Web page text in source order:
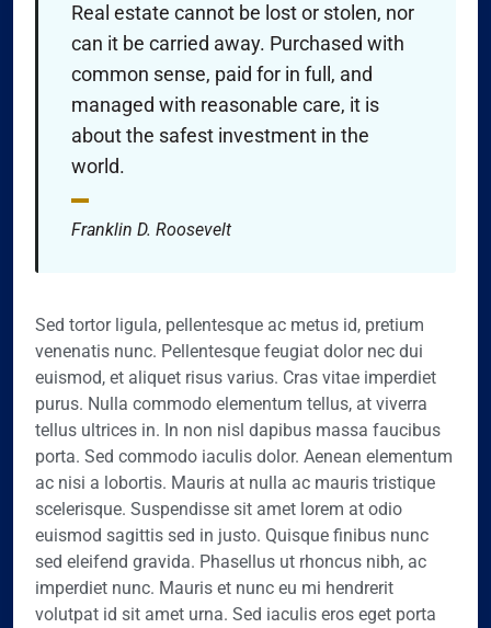
Real estate cannot be lost or stolen, nor
can it be carried away. Purchased with
common sense, paid for in full, and
managed with reasonable care, it is
about the safest investment in the
world.
Franklin D. Roosevelt
Sed tortor ligula, pellentesque ac metus id, pretium
venenatis nunc. Pellentesque feugiat dolor nec dui
euismod, et aliquet risus varius. Cras vitae imperdiet
purus. Nulla commodo elementum tellus, at viverra
tellus ultrices in. In non nisl dapibus massa faucibus
porta. Sed commodo iaculis dolor. Aenean elementum
ac nisi a lobortis. Mauris at nulla ac mauris tristique
scelerisque. Suspendisse sit amet lorem at odio
euismod sagittis sed in justo. Quisque finibus nunc
sed eleifend gravida. Phasellus ut rhoncus nibh, ac
imperdiet nunc. Mauris et nunc eu mi hendrerit
volutpat id sit amet urna. Sed iaculis eros eget porta